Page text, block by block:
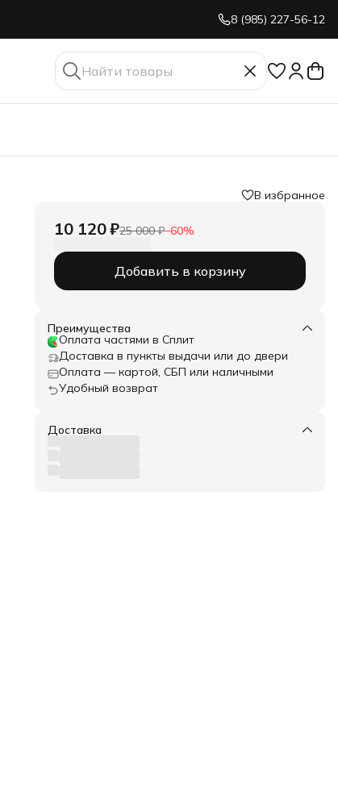
8 (985) 227-56-12
В избранное
10 120 ₽25 000 ₽−60%
Добавить в корзину
Преимущества
Оплата частями в Сплит
Доставка в пункты выдачи или до двери
Оплата — картой, СБП или наличными
Удобный возврат
Доставка